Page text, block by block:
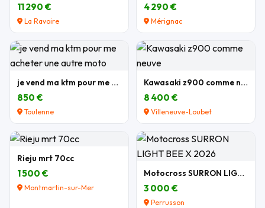
11 290 €
La Ravoire
4 290 €
Mérignac
je vend ma ktm pour me acheter une autre moto
850 €
Toulenne
Kawasaki z900 comme neuve
8 400 €
Villeneuve-Loubet
Rieju mrt 70cc
1 500 €
Montmartin-sur-Mer
Motocross SURRON LIGHT BEE X 2026
3 000 €
Perrusson